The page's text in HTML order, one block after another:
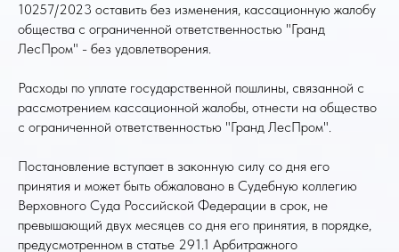
10257/2023 оставить без изменения, кассационную жалобу
общества с ограниченной ответственностью "Гранд
ЛесПром" - без удовлетворения.
Расходы по уплате государственной пошлины, связанной с
рассмотрением кассационной жалобы, отнести на общество
с ограниченной ответственностью "Гранд ЛесПром".
Постановление вступает в законную силу со дня его
принятия и может быть обжаловано в Судебную коллегию
Верховного Суда Российской Федерации в срок, не
превышающий двух месяцев со дня его принятия, в порядке,
предусмотренном в статье 291.1 Арбитражного